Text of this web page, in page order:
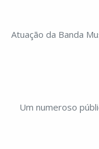
Atuação da Banda
Um numeroso